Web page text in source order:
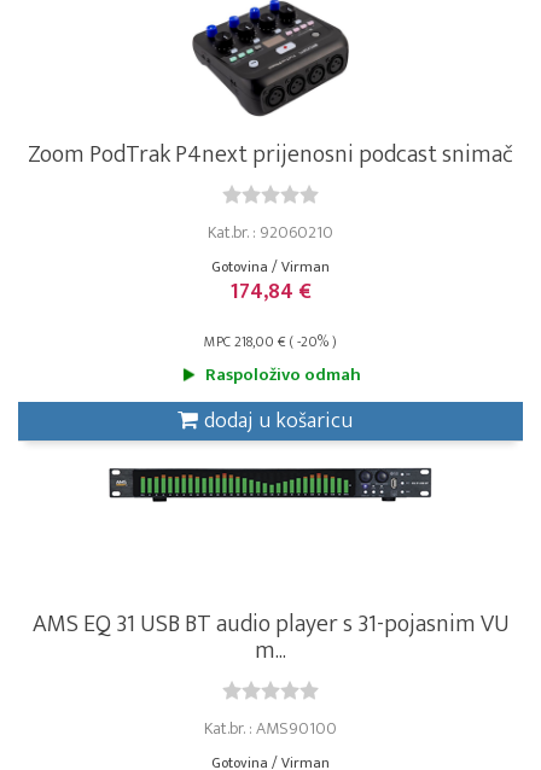
Zoom PodTrak P4next prijenosni podcast snimač
Kat.br. : 92060210
Gotovina / Virman
174,84 €
MPC 218,00 € ( -20% )
Raspoloživo odmah
dodaj u košaricu
AMS EQ 31 USB BT audio player s 31-pojasnim VU
m...
Kat.br. : AMS90100
Gotovina / Virman